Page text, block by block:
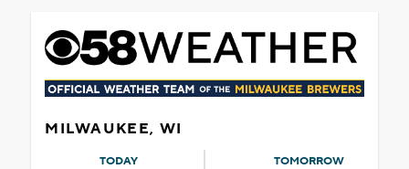
MILWAUKEE, WI
TODAY TOMORROW